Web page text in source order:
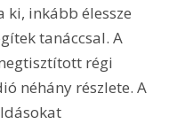
ki, inkább élessze
tanáccsal. A
régi
néhány részlete. A